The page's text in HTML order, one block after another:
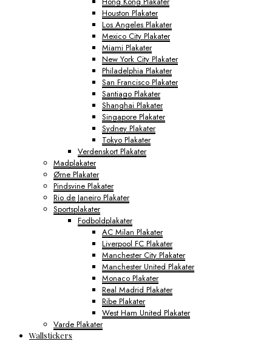
Houston Plakater
Los Angeles Plakater
Mexico City Plakater
Miami Plakater
New York City Plakater
Philadelphia Plakater
San Francisco Plakater
Santiago Plakater
Shanghai Plakater
Singapore Plakater
Sydney Plakater
Tokyo Plakater
Verdenskort Plakater
Madplakater
Ørne Plakater
Pindsvine Plakater
Rio de Janeiro Plakater
Sportsplakater
Fodboldplakater
AC Milan Plakater
Liverpool FC Plakater
Manchester City Plakater
Manchester United Plakater
Monaco Plakater
Real Madrid Plakater
Ribe Plakater
West Ham United Plakater
Varde Plakater
Wallstickers